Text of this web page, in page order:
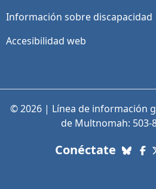
Información sobre discapacidad
Accesibilidad web
© 2026 | Línea de información
de Multnomah: 503-
Conéctate con